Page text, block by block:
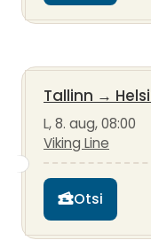
Tallinn →
L, 8. aug, 08:00
Viking Line
Otsi